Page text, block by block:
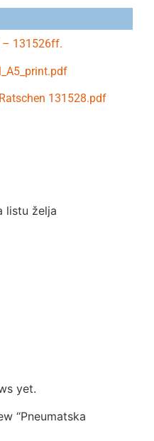
– 131526ff.
131528.pdf
listu želja
yet.
“Pneumatska